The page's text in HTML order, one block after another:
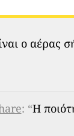
ο αέρας
: “Η